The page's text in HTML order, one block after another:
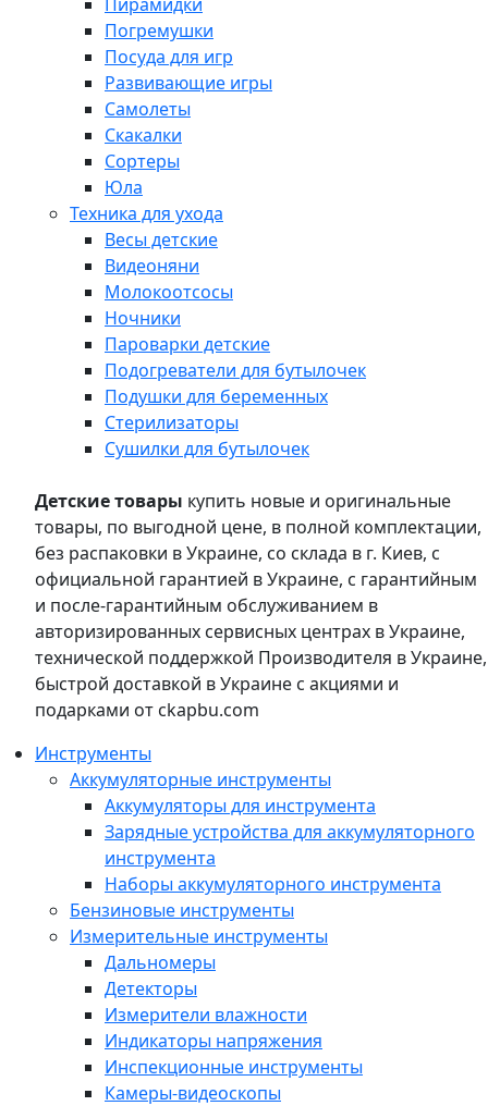
Погремушки
Посуда для игр
Развивающие игры
Самолеты
Скакалки
Сортеры
Юла
Техника для ухода
Весы детские
Видеоняни
Молокоотсосы
Ночники
Пароварки детские
Подогреватели для бутылочек
Подушки для беременных
Стерилизаторы
Сушилки для бутылочек
Детские товары купить новые и оригинальные
товары, по выгодной цене, в полной комплектации,
без распаковки в Украине, со склада в г. Киев, с
официальной гарантией в Украине, с гарантийным
и после-гарантийным обслуживанием в
авторизированных сервисных центрах в Украине,
технической поддержкой Производителя в Украине,
быстрой доставкой в Украине с акциями и
подарками от ckapbu.com
Инструменты
Аккумуляторные инструменты
Аккумуляторы для инструмента
Зарядные устройства для аккумуляторного
инструмента
Наборы аккумуляторного инструмента
Бензиновые инструменты
Измерительные инструменты
Дальномеры
Детекторы
Измерители влажности
Индикаторы напряжения
Инспекционные инструменты
Камеры-видеоскопы